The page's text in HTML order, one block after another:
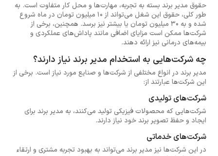
حقوق مدیر برند بسته به تجربه، مهارت‌ها و محل کار متفاوت است. به
طور کلی، حقوق این شغل می‌تواند از ۱۰ میلیون تومان در ماه شروع
شده و به ۳۰ میلیون تومان یا بیشتر نیز برسد. همچنین، برخی از
شرکت‌ها ممکن است مزایای اضافی مانند پاداش‌های عملکردی و
بیمه‌های درمانی نیز ارائه دهند.
چه شرکت‌هایی به استخدام مدیر برند نیاز دارند؟
مدیر برند در انواع مختلفی از شرکت‌ها و صنایع مورد نیاز است. برخی از
این شرکت‌ها عبارتند از:
شرکت‌های تولیدی
شرکت‌هایی که محصولات فیزیکی تولید می‌کنند، به مدیر برند برای
ایجاد و حفظ تصویر برند خود نیاز دارند.
شرکت‌های خدماتی
در این شرکت‌ها نیز مدیر برند می‌تواند به بهبود تجربه مشتری و ارتقاء